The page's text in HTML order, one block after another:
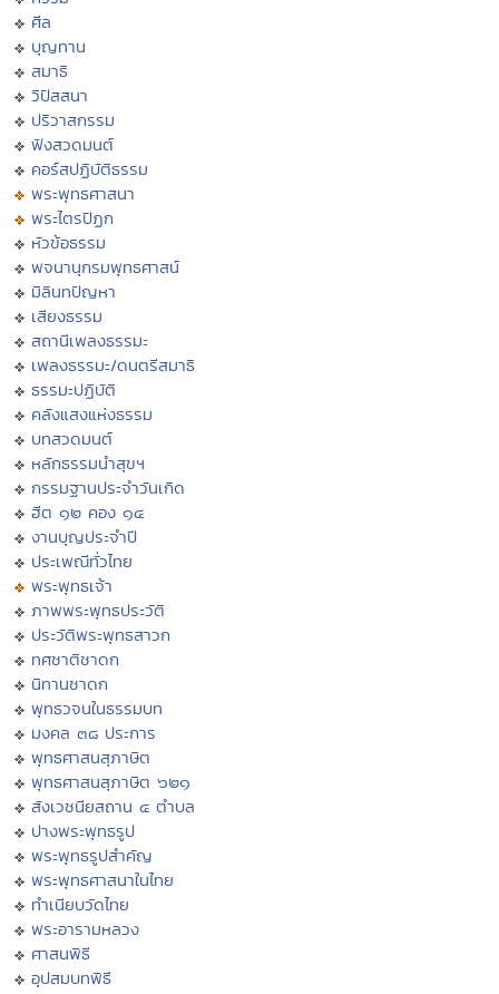
ศีล
บุญทาน
สมาธิ
วิปัสสนา
ปริวาสกรรม
ฟังสวดมนต์
คอร์สปฏิบัติธรรม
พระพุทธศาสนา
พระไตรปิฏก
หัวข้อธรรม
พจนานุกรมพุทธศาสน์
มิลินทปัญหา
เสียงธรรม
สถานีเพลงธรรมะ
เพลงธรรมะ/ดนตรีสมาธิ
ธรรมะปฏิบัติ
คลังแสงแห่งธรรม
บทสวดมนต์
หลักธรรมนำสุขฯ
กรรมฐานประจำวันเกิด
ฮีต ๑๒ คอง ๑๔
งานบุญประจำปี
ประเพณีทั่วไทย
พระพุทธเจ้า
ภาพพระพุทธประวัติ
ประวัติพระพุทธสาวก
ทศชาติชาดก
นิทานชาดก
พุทธวจนในธรรมบท
มงคล ๓๘ ประการ
พุทธศาสนสุภาษิต
พุทธศาสนสุภาษิต ๖๒๑
สังเวชนียสถาน ๔ ตำบล
ปางพระพุทธรูป
พระพุทธรูปสำคัญ
พระพุทธศาสนาในไทย
ทำเนียบวัดไทย
พระอารามหลวง
ศาสนพิธี
อุปสมบทพิธี